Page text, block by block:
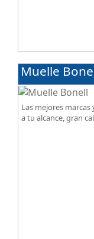
Muelle
Las mejores
a tu alcance, gran